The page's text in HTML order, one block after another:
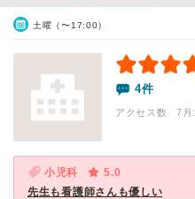
土曜（〜17:00）
4件
アクセス数 7月:
小児科
5.0
先生も看護師さんも優しい